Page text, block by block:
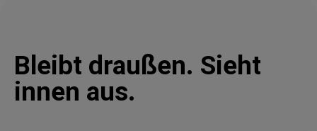
Bleibt draußen. Sieht
innen aus.